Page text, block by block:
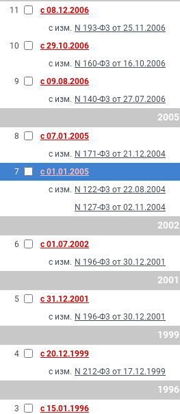
11
с 08.12.2006
с изм. N 193-Ф3 от 25.11.2006
10
с 29.10.2006
с изм. N 160-Ф3 от 16.10.2006
9
с 09.08.2006
с изм. N 140-Ф3 от 27.07.2006
2005
8
с 07.01.2005
с изм. N 171-Ф3 от 21.12.2004
7
с 01.01.2005
с изм. N 122-Ф3 от 22.08.2004
N 127-Ф3 от 02.11.2004
2002
6
с 01.07.2002
с изм. N 196-Ф3 от 30.12.2001
2001
5
с 31.12.2001
с изм. N 196-Ф3 от 30.12.2001
1999
4
с 20.12.1999
с изм. N 212-Ф3 от 17.12.1999
1996
3
с 15.01.1996